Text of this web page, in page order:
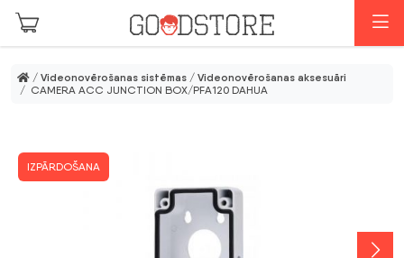
Skip to main content
/ Videonovērošanas sistēmas / Videonovērošanas aksesuāri
/ CAMERA ACC JUNCTION BOX/PFA120 DAHUA
IZPĀRDOŠANA